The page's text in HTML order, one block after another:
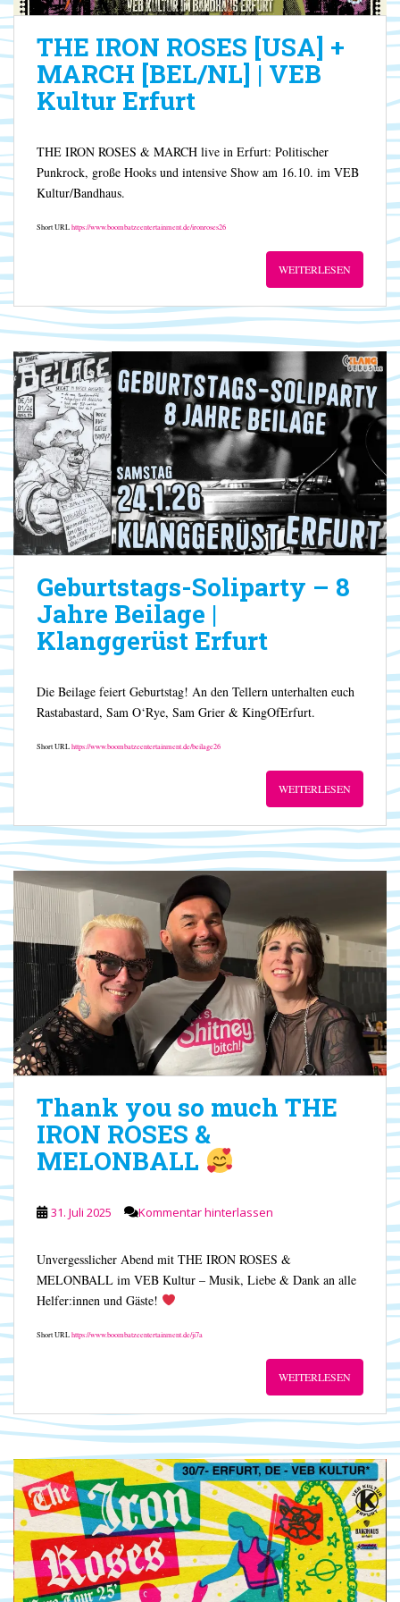
THE IRON ROSES [USA] +
MARCH [BEL/NL] | VEB
Kultur Erfurt
THE IRON ROSES & MARCH live in Erfurt: Politischer
Punkrock, große Hooks und intensive Show am 16.10. im VEB
Kultur/Bandhaus.
Short URLhttps://www.boombatzeentertainment.de/ironroses26
WEITERLESEN
Geburtstags-Soliparty – 8
Jahre Beilage |
Klanggerüst Erfurt
Die Beilage feiert Geburtstag! An den Tellern unterhalten euch
Rastabastard, Sam O‘Rye, Sam Grier & KingOfErfurt.
Short URLhttps://www.boombatzeentertainment.de/beilage26
WEITERLESEN
Thank you so much THE
IRON ROSES &
MELONBALL
31. Juli 2025 Kommentar hinterlassen
Unvergesslicher Abend mit THE IRON ROSES &
MELONBALL im VEB Kultur – Musik, Liebe & Dank an alle
Helfer:innen und Gäste!
Short URLhttps://www.boombatzeentertainment.de/ji7a
WEITERLESEN